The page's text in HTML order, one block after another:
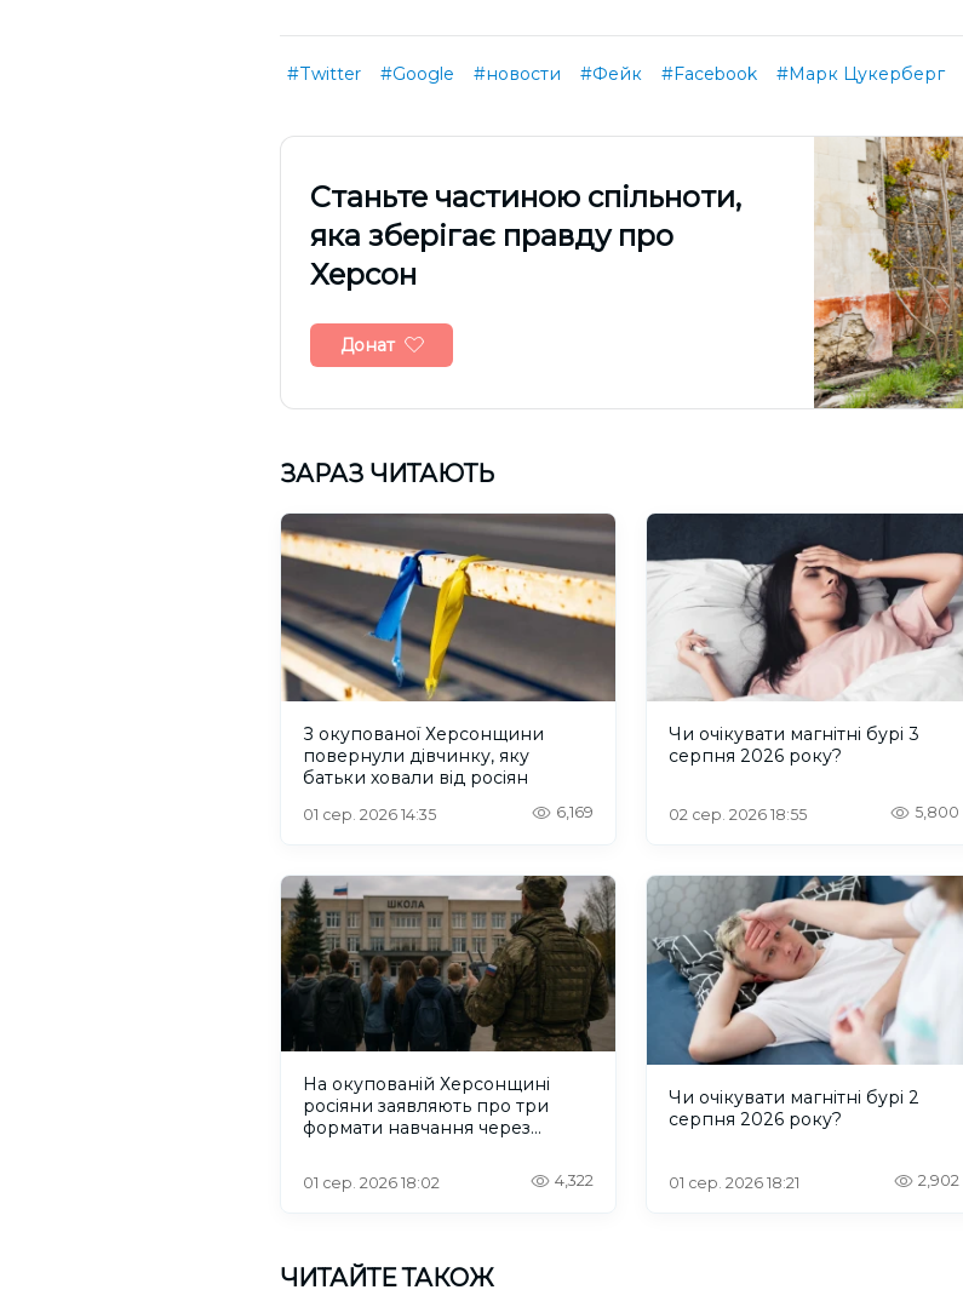
#Twitter #Google #новости #Фейк #Facebook #Марк Цукерберг
Cтаньте частиною спільноти,
яка зберігає правду про
Херсон
Донат
ЗАРАЗ ЧИТАЮТЬ
З окупованої Херсонщини
повернули дівчинку, яку
батьки ховали від росіян
01 сер. 2026 14:35 6,169
Чи очікувати магнітні бурі 3
серпня 2026 року?
02 сер. 2026 18:55 5,800
На окупованій Херсонщині
росіяни заявляють про три
формати навчання через
01 сер. 2026 18:02 4,322
Чи очікувати магнітні бурі 2
серпня 2026 року?
01 сер. 2026 18:21 2,902
ЧИТАЙТЕ ТАКОЖ